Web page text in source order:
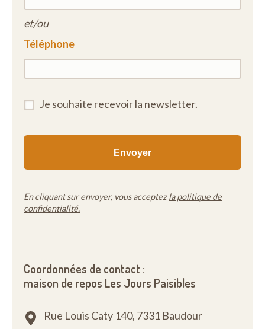
et/ou
Téléphone
Je souhaite recevoir la newsletter.
En cliquant sur envoyer, vous acceptezla politique de
confidentialité.
Coordonnées de contact :
maison de repos Les Jours Paisibles
Rue Louis Caty 140, 7331 Baudour